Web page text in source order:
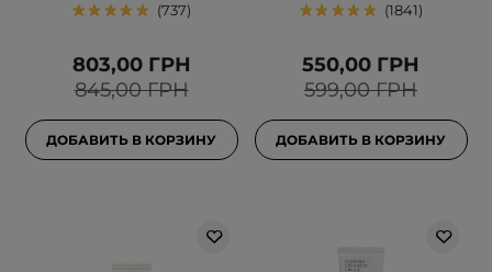
737
845,00 ГРН
803,00 ГРН
ДОБАВИТЬ В КОРЗИНУ
1841
599,00 ГРН
550,00 ГРН
ДОБАВИТЬ В КОРЗИНУ